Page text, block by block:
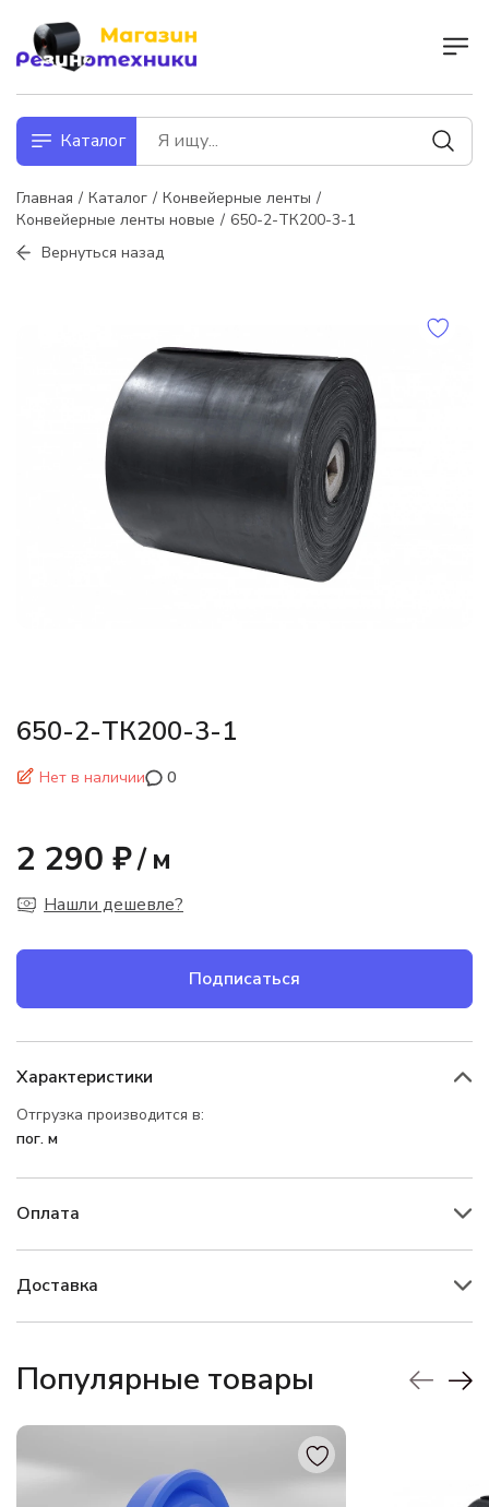
Каталог
Главная Каталог
Конвейерные ленты
Конвейерные ленты новые
650-2-ТК200-3-1
Вернуться назад
650-2-ТК200-3-1
Нет в наличии 0
2 290 ₽/ м
Нашли дешевле?
Подписаться
Характеристики
Отгрузка производится в:
пог. м
Оплата
Доставка
Популярные товары